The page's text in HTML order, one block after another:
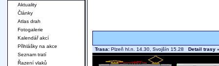
Trasa: Plzeň hl.n. 14.30, Svojšín 15.28 Detail trasy
Aktuality
Články
Atlas drah
Fotogalerie
Kalendář akcí
Přihlášky na akce
Seznam tratí
Řazení vlaků